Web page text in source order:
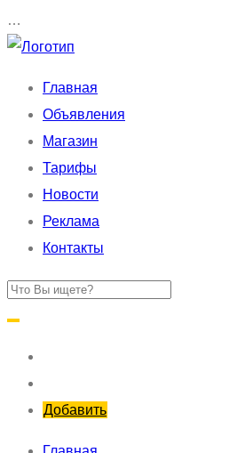
…
Главная
Объявления
Магазин
Тарифы
Новости
Реклама
Контакты
Добавить